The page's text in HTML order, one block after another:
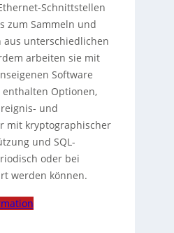
Schnittstellen
zum Sammeln und
aus unterschiedlichen
arbeiten sie mit
Software
enthalten Optionen,
und
mit kryptographischer
und SQL-
oder bei
werden können.